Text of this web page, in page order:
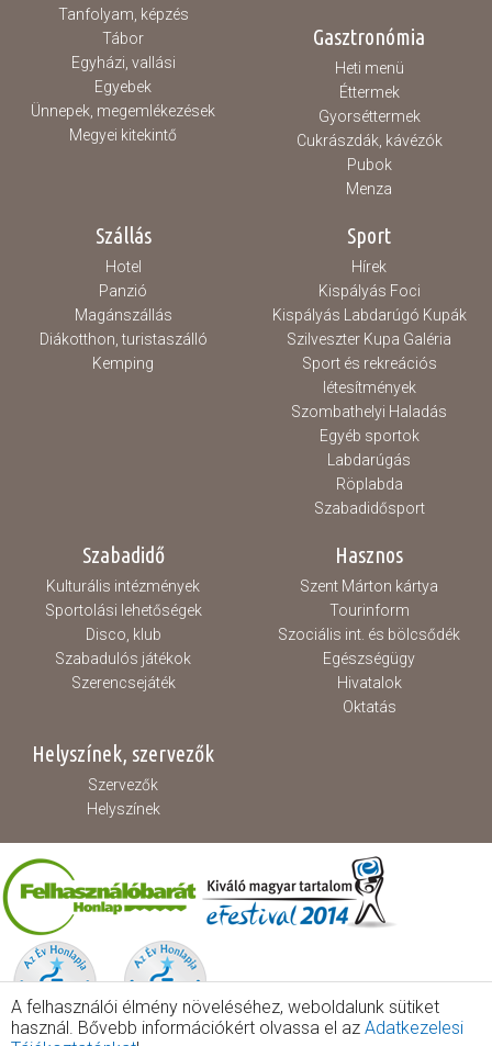
Tanfolyam, képzés
Tábor
Egyházi, vallási
Egyebek
Ünnepek, megemlékezések
Megyei kitekintő
Gasztronómia
Heti menü
Éttermek
Gyorséttermek
Cukrászdák, kávézók
Pubok
Menza
Szállás
Hotel
Panzió
Magánszállás
Diákotthon, turistaszálló
Kemping
Sport
Hírek
Kispályás Foci
Kispályás Labdarúgó Kupák
Szilveszter Kupa Galéria
Sport és rekreációs
létesítmények
Szombathelyi Haladás
Egyéb sportok
Labdarúgás
Röplabda
Szabadidősport
Szabadidő
Kulturális intézmények
Sportolási lehetőségek
Disco, klub
Szabadulós játékok
Szerencsejáték
Hasznos
Szent Márton kártya
Tourinform
Szociális int. és bölcsődék
Egészségügy
Hivatalok
Oktatás
Helyszínek, szervezők
Szervezők
Helyszínek
A felhasználói élmény növeléséhez, weboldalunk sütiket
használ. Bővebb információkért olvassa el az Adatkezelesi